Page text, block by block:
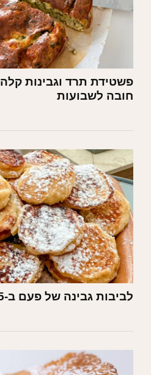
פשטידת תרד וגבינות
חובה לשבועות
לביבות גבינה של פעם ב-5 דקות עבודה